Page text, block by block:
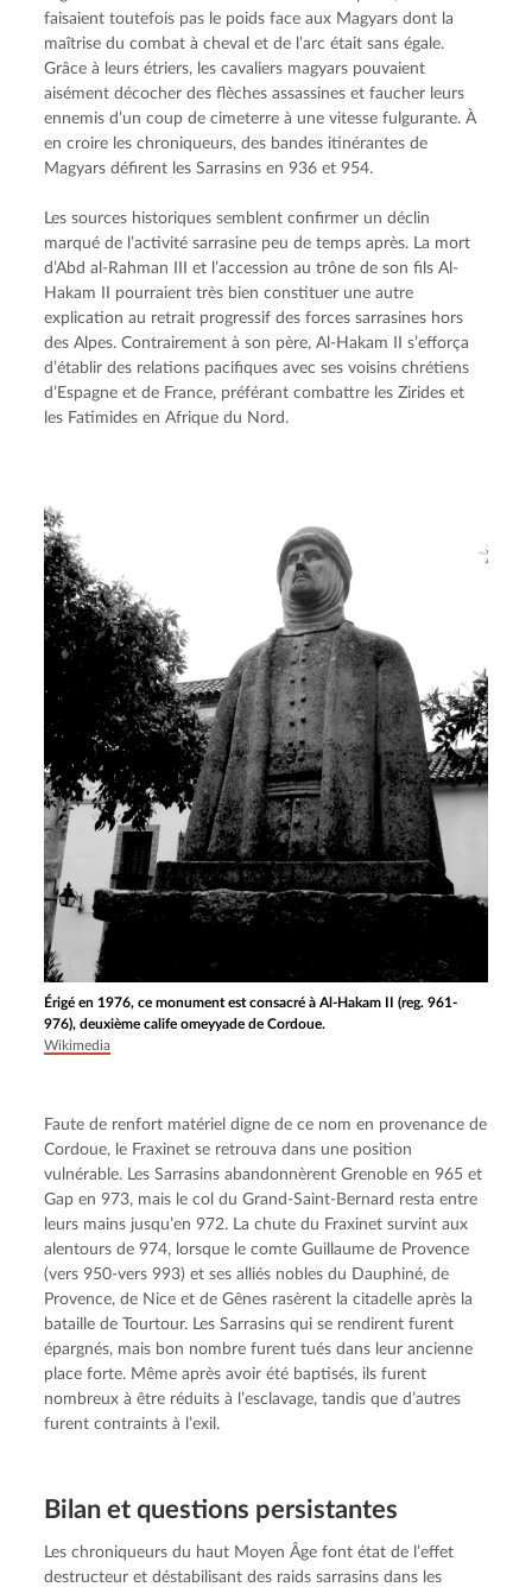
faisaient toutefois pas le poids face aux Magyars dont la
maîtrise du combat à cheval et de l’arc était sans égale.
Grâce à leurs étriers, les cavaliers magyars pouvaient
aisément décocher des flèches assassines et faucher leurs
ennemis d’un coup de cimeterre à une vitesse fulgurante. À
en croire les chroniqueurs, des bandes itinérantes de
Magyars défirent les Sarrasins en 936 et 954.
Les sources historiques semblent confirmer un déclin
marqué de l’activité sarrasine peu de temps après. La mort
d’Abd al-Rahman III et l’accession au trône de son fils Al-
Hakam II pourraient très bien constituer une autre
explication au retrait progressif des forces sarrasines hors
des Alpes. Contrairement à son père, Al-Hakam II s’efforça
d’établir des relations pacifiques avec ses voisins chrétiens
d’Espagne et de France, préférant combattre les Zirides et
les Fatimides en Afrique du Nord.
Érigé en 1976, ce monument est consacré à Al-Hakam II (reg. 961-
976), deuxième calife omeyyade de Cordoue.
Wikimedia
Faute de renfort matériel digne de ce nom en provenance de
Cordoue, le Fraxinet se retrouva dans une position
vulnérable. Les Sarrasins abandonnèrent Grenoble en 965 et
Gap en 973, mais le col du Grand-Saint-Bernard resta entre
leurs mains jusqu’en 972. La chute du Fraxinet survint aux
alentours de 974, lorsque le comte Guillaume de Provence
(vers 950-vers 993) et ses alliés nobles du Dauphiné, de
Provence, de Nice et de Gênes rasèrent la citadelle après la
bataille de Tourtour. Les Sarrasins qui se rendirent furent
épargnés, mais bon nombre furent tués dans leur ancienne
place forte. Même après avoir été baptisés, ils furent
nombreux à être réduits à l’esclavage, tandis que d’autres
furent contraints à l’exil.
Bilan et questions persistantes
Les chroniqueurs du haut Moyen Âge font état de l’effet
destructeur et déstabilisant des raids sarrasins dans les